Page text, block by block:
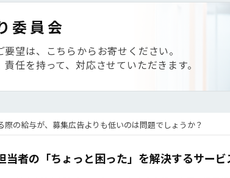
委員会
望は、こちらからお寄せください。
任を持って、対応させていただきます。
際の給与が、募集広告よりも低いのは問題でしょうか？
者の「ちょっと困った」を解決するサービ